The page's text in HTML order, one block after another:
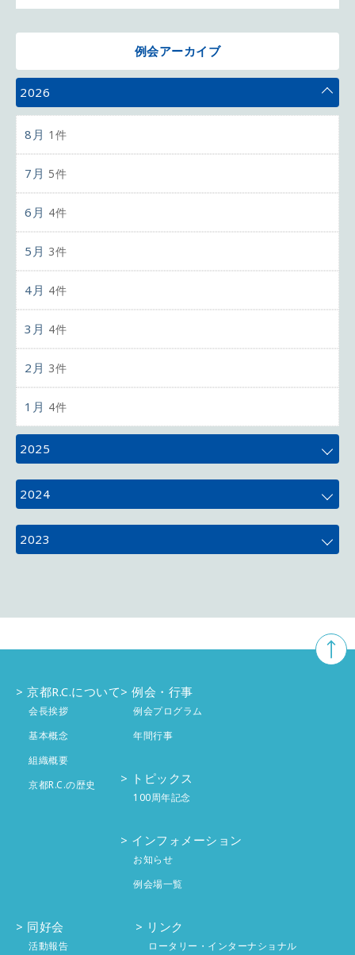
例会アーカイブ
2026
8月 1件
7月 5件
6月 4件
5月 3件
4月 4件
3月 4件
2月 3件
1月 4件
2025
12月
11月
8月 3件
7月 4件
5月 4件
1月 4件
2024
12月
10月 5件
9月 4件
8月 2件
7月 4件
6月 4件
2月 4件
2023
11月 5件
9月 4件
8月 4件
3月 投稿なし
京都R.C.について
会長挨拶
基本概念
組織概要
京都R.C.の歴史
例会・行事
例会プログラム
年間行事
トピックス
100周年記念
インフォメーション
お知らせ
例会場一覧
同好会
活動報告
リンク
ロータリー・インターナショナル